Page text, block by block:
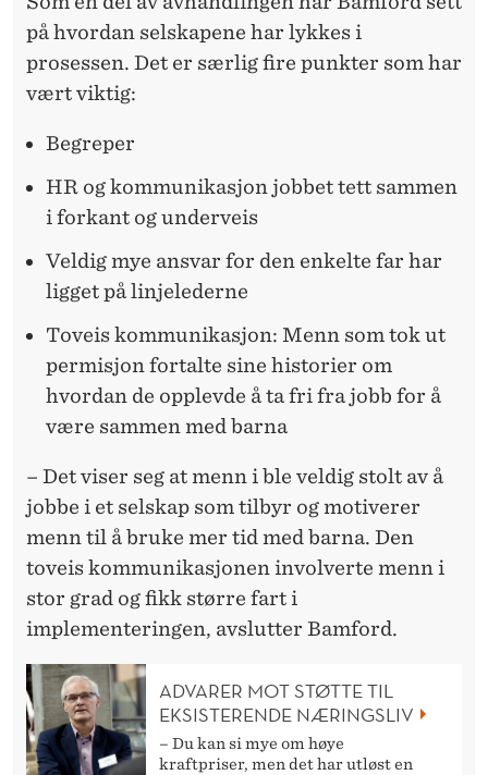
på hvordan selskapene har lykkes i
prosessen. Det er særlig fire punkter som har
vært viktig:
Begreper
HR og kommunikasjon jobbet tett sammen
i forkant og underveis
Veldig mye ansvar for den enkelte far har
ligget på linjelederne
Toveis kommunikasjon: Menn som tok ut
permisjon fortalte sine historier om
hvordan de opplevde å ta fri fra jobb for å
være sammen med barna
– Det viser seg at menn i ble veldig stolt av å
jobbe i et selskap som tilbyr og motiverer
menn til å bruke mer tid med barna. Den
toveis kommunikasjonen involverte menn i
stor grad og fikk større fart i
implementeringen, avslutter Bamford.
ADVARER MOT STØTTE TIL
EKSISTERENDE NÆRINGSLIV
– Du kan si mye om høye
kraftpriser, men det har utløst en